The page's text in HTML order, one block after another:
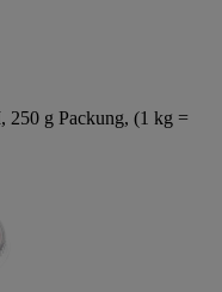
250 g Packung, (1 kg =